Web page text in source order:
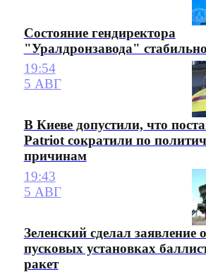
Состояние гендиректора
"Уралдронзавода" стабильно
19:54
5 АВГ
В Киеве допустили, что
Patriot сократили по
причинам
19:43
5 АВГ
Зеленский сделал заявление о
пусковых установках
ракет